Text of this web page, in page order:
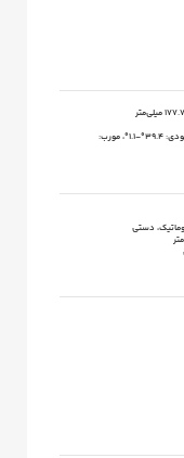
میدان دید: افقی: 65.7°–1.9°، عمودی: 39.4°–1.1°، مورب:
دستی